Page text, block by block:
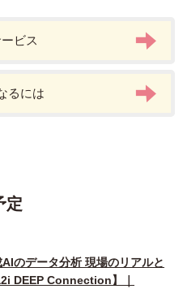
ビス
るには
定
のデータ分析 現場のリアルと
DEEP Connection】｜